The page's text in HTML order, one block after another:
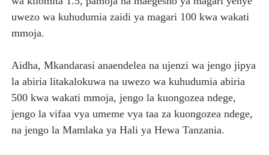
uwezo wa kuhudumia zaidi ya magari 100 kwa wakati
mmoja.
Aidha, Mkandarasi anaendelea na ujenzi wa jengo jipya
la abiria litakalokuwa na uwezo wa kuhudumia abiria
500 kwa wakati mmoja, jengo la kuongozea ndege,
jengo la vifaa vya umeme vya taa za kuongozea ndege,
na jengo la Mamlaka ya Hali ya Hewa Tanzania.